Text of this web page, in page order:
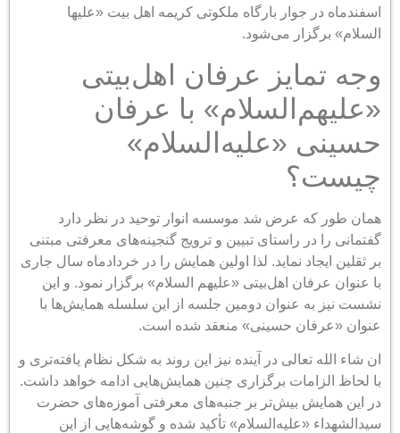
اسفندماه در جوار بارگاه ملکوتی کریمه اهل بیت «علیها
السلام» برگزار می‌شود.
وجه تمایز عرفان اهل‌بیتی
«علیهم‌السلام» با عرفان
حسینی «علیه‌السلام»
چیست؟
همان طور که عرض شد موسسه انوار توحید در نظر دارد
گفتمانی را در راستای تبیین و ترویج گنجینه‌های معرفتی مبتنی
بر ثقلین ایجاد نماید. لذا اولین همایش را در خردادماه سال جاری
با عنوان عرفان اهل‌بیتی «علیهم السلام» برگزار نمود. و این
نشست نیز به عنوان دومین جلسه از این سلسله همایش‌ها با
عنوان «عرفان حسینی» منعقد شده است.
ان شاء‌ الله تعالی در آینده نیز این روند به شکل نظام یافته‌تری و
با لحاظ الزامات برگزاری چنین همایش‌هایی ادامه خواهد داشت.
در این همایش بیش‌تر بر جنبه‌های معرفتی آموزه‌های حضرت
سیدالشهداء «علیه‌السلام» تأکید شده و گوشه‌هایی از این